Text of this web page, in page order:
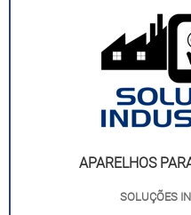
APARELHOS
SOLUÇÕES